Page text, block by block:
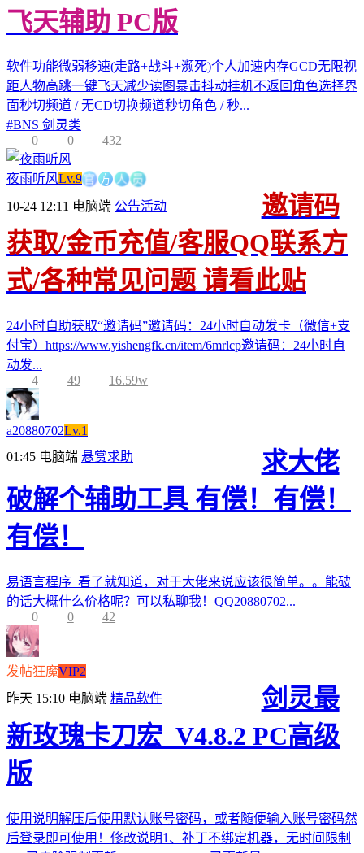
飞天辅助 PC版
软件功能微弱移速(走路+战斗+濒死)个人加速内存GCD无限视
距人物高跳一键飞天减少读图暴击抖动挂机不返回角色选择界
面秒切频道 / 无CD切换频道秒切角色 / 秒...
#BNS 剑灵类
0
0 432
夜雨听风Lv.9官方人员
10-24 12:11 电脑端 公告活动
邀请码
获取/金币充值/客服QQ联系方
式/各种常见问题 请看此贴
24小时自助获取“邀请码”邀请码：24小时自动发卡（微信+支
付宝）https://www.yishengfk.cn/item/6mrlcp邀请码：24小时自
动发...
4
49 16.59w
a20880702Lv.1
01:45 电脑端 悬赏求助
求大佬
破解个辅助工具 有偿！有偿！
有偿！
易语言程序 看了就知道，对于大佬来说应该很简单。。能破
的话大概什么价格呢？可以私聊我！QQ20880702...
0
0 42
发帖狂魔VIP2
昨天 15:10 电脑端 精品软件
剑灵最
新玫瑰卡刀宏_V4.8.2 PC高级
版
使用说明解压后使用默认账号密码，或者随便输入账号密码然
后登录即可使用！修改说明1、补丁不绑定机器，无时间限制